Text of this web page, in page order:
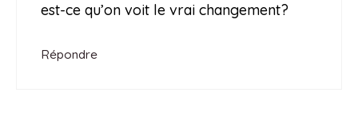
est-ce qu’on voit le vrai changement?
Répondre